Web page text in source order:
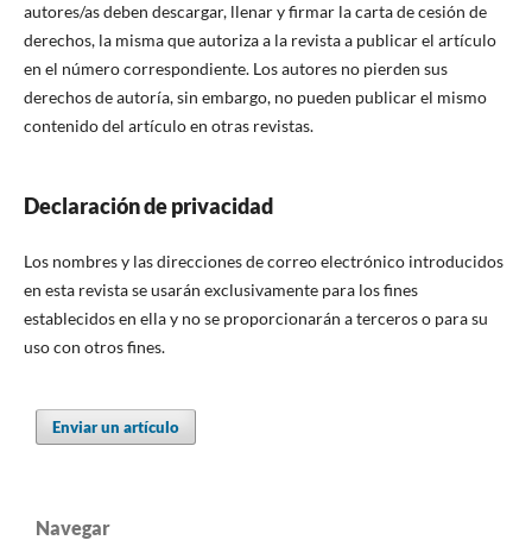
autores/as deben descargar, llenar y firmar la carta de cesión de
derechos, la misma que autoriza a la revista a publicar el artículo
en el número correspondiente. Los autores no pierden sus
derechos de autoría, sin embargo, no pueden publicar el mismo
contenido del artículo en otras revistas.
Declaración de privacidad
Los nombres y las direcciones de correo electrónico introducidos
en esta revista se usarán exclusivamente para los fines
establecidos en ella y no se proporcionarán a terceros o para su
uso con otros fines.
Enviar un artículo
Navegar